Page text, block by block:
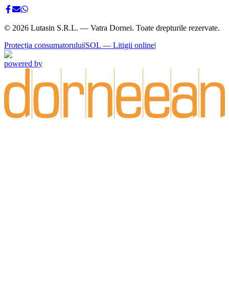
© 2026 Lutasin S.R.L. — Vatra Dornei. Toate drepturile rezervate.
Protecția consumatorului|SOL — Litigii online|
powered by